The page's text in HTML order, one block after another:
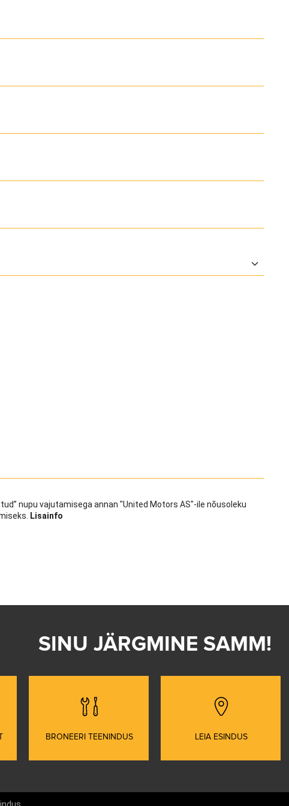
nupu vajutamisega annan "United Motors AS"-ile nõusoleku
Lisainfo
SINU JÄRGMINE SAMM!
BRONEERI TEENINDUS LEIA ESINDUS